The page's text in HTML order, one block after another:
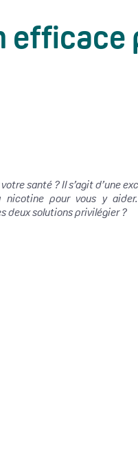
efficace
santé ? Il s’agit d’une
pour vous y
deux solutions privilégier ?